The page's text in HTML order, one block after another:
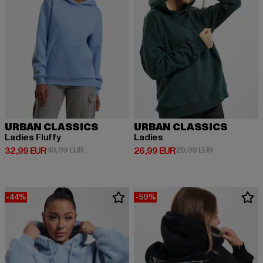
URBAN CLASSICS
Ladies Fluffy
32,99 EUR
Derzeitiger Preis: 32,99 EUR
49,99 EURAktionspreis: 49,99 EUR
URBAN CLASSICS
Ladies
26,99 EUR
Derzeitiger Preis: 26,99 EUR
29,99 EURAktionspreis:
-44% -59%